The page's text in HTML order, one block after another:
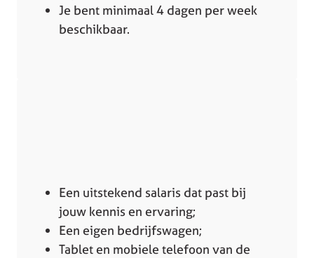
Je bent minimaal 4 dagen per week
beschikbaar.
Een uitstekend salaris dat past bij
jouw kennis en ervaring;
Een eigen bedrijfswagen;
Tablet en mobiele telefoon van de